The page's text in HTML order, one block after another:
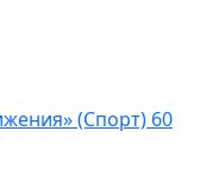
(Спорт) 60